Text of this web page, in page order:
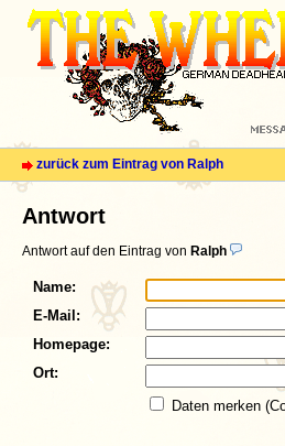
zurück zum Eintrag von Ralph
Antwort
Antwort auf den Eintrag von Ralph
Name:
E-Mail:
Homepage:
Ort:
Daten merken